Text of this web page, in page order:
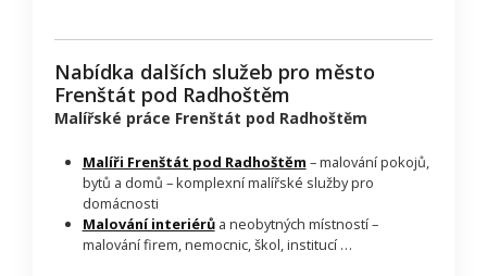
Nabídka dalších služeb pro město
Frenštát pod Radhoštěm
Malířské práce Frenštát pod Radhoštěm
Malíři Frenštát pod Radhoštěm – malování pokojů,
bytů a domů – komplexní malířské služby pro
domácnosti
Malování interiérůa neobytných místností –
malování firem, nemocnic, škol, institucí …